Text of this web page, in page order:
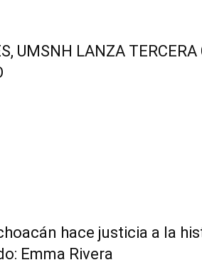
UMSNH LANZA TERCERA
hace justicia a la
Emma Rivera